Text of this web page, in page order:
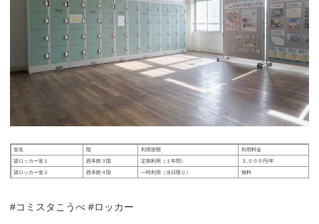
室名 階 利用形態 利用料金
貸ロッカー室１ 西本館３階 定期利用（１年間） ３,０００円/年
貸ロッカー室２ 西本館４階 一時利用（当日限り） 無料
#コミスタこうべ #ロッカー